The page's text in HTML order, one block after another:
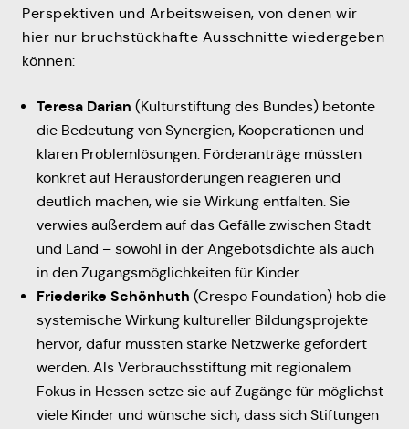
Perspektiven und Arbeitsweisen, von denen wir
hier nur bruchstückhafte Ausschnitte wiedergeben
können:
Teresa Darian (Kulturstiftung des Bundes) betonte
die Bedeutung von Synergien, Kooperationen und
klaren Problemlösungen. Förderanträge müssten
konkret auf Herausforderungen reagieren und
deutlich machen, wie sie Wirkung entfalten. Sie
verwies außerdem auf das Gefälle zwischen Stadt
und Land – sowohl in der Angebotsdichte als auch
in den Zugangsmöglichkeiten für Kinder.
Friederike Schönhuth (Crespo Foundation) hob die
systemische Wirkung kultureller Bildungsprojekte
hervor, dafür müssten starke Netzwerke gefördert
werden. Als Verbrauchsstiftung mit regionalem
Fokus in Hessen setze sie auf Zugänge für möglichst
viele Kinder und wünsche sich, dass sich Stiftungen